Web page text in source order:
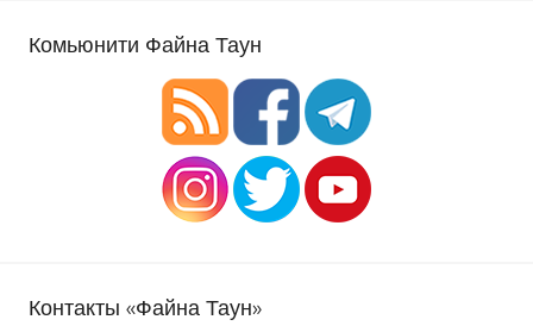
Комьюнити Файна Таун
Контакты «Файна Таун»